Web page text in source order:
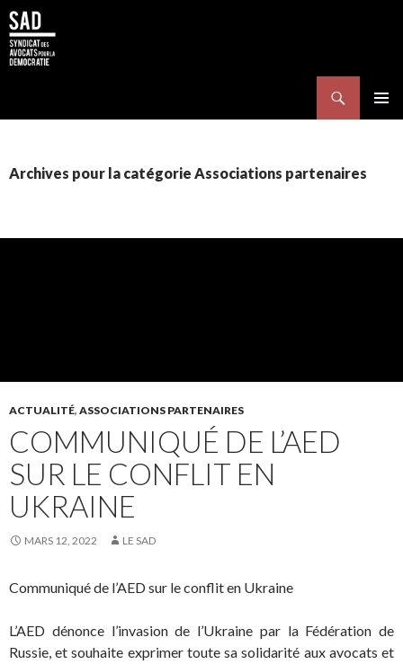
Archives pour la catégorie Associations partenaires
ACTUALITÉ, ASSOCIATIONS PARTENAIRES
COMMUNIQUÉ DE L’AED
SUR LE CONFLIT EN
UKRAINE
MARS 12, 2022 LE SAD
Communiqué de l’AED sur le conflit en Ukraine
L’AED dénonce l’invasion de l’Ukraine par la Fédération de
Russie, et souhaite exprimer toute sa solidarité aux avocats et